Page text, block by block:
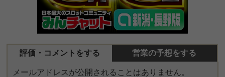
評価・コメントをする 営業の予想をする
メールアドレスが公開されることはありません。